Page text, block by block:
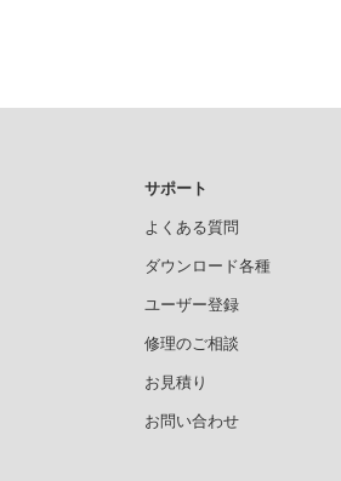
サポート
よくある質問
ダウンロード各種
ユーザー登録
修理のご相談
お見積り
お問い合わせ